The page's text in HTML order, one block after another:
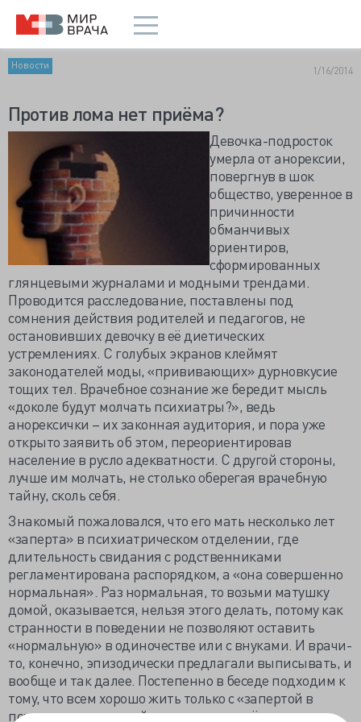
Новости 1/16/2014
Против лома нет приёма?
Девочка-подросток
умерла от анорексии,
повергнув в шок
общество, уверенное в
причинности
обманчивых
ориентиров,
сформированных
глянцевыми журналами и модными трендами.
Проводится расследование, поставлены под
сомнения действия родителей и педагогов, не
остановивших девочку в её диетических
устремлениях. С голубых экранов клеймят
законодателей моды, «прививающих» дурновкусие
тощих тел. Врачебное сознание же бередит мысль
«доколе будут молчать психиатры?», ведь
анорексички – их законная аудитория, и пора уже
открыто заявить об этом, переориентировав
население в русло адекватности. С другой стороны,
лучше им молчать, не столько оберегая врачебную
тайну, сколь себя.
Знакомый пожаловался, что его мать несколько лет
«заперта» в психиатрическом отделении, где
длительность свидания с родственниками
регламентирована распорядком, а «она совершенно
нормальная». Раз нормальная, то возьми матушку
домой, оказывается, нельзя этого делать, потому как
странности в поведении не позволяют оставить
«нормальную» в одиночестве или с внуками. И врачи-
то, конечно, эпизодически предлагали выписывать, и
вообще и так далее. Постепенно в беседе подходим к
тому, что всем хорошо жить только с «запертой в
психушке» старушкой, да и никто ни её, ни